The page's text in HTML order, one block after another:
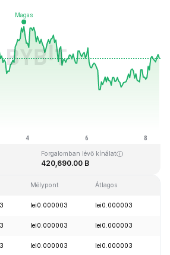
GMT+0
Forgalomban lévő kínálat
420,690.00 B
Mélypont Átlagos
lei0.000003 lei0.000003
lei0.000003 lei0.000003
lei0.000003 lei0.000003